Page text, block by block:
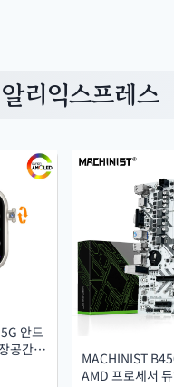
알리익스프레스
안드
공간
MACHINIST
AMD 프로세서